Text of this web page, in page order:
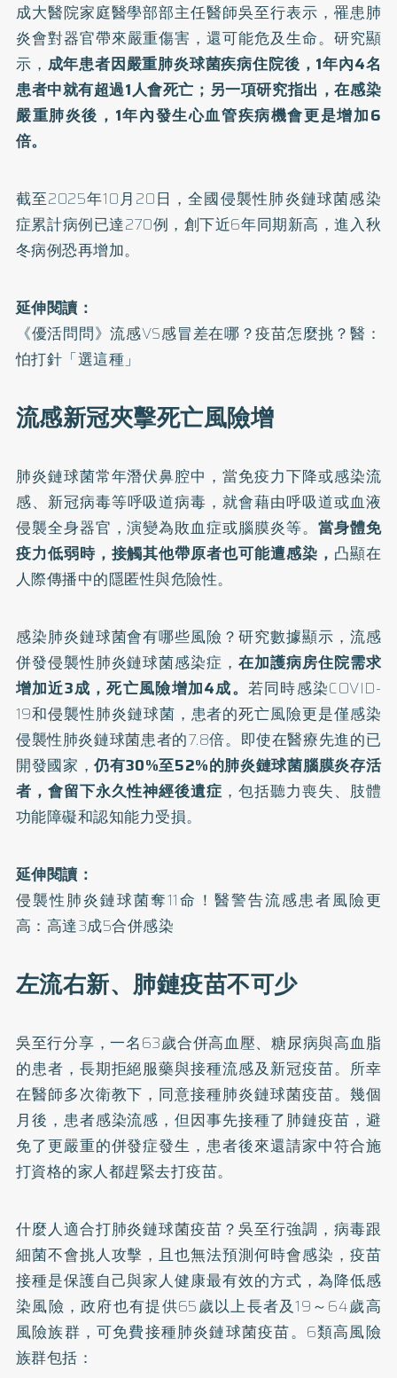
成大醫院家庭醫學部部主任醫師吳至行表示，罹患肺
炎會對器官帶來嚴重傷害，還可能危及生命。研究顯
示， 成年患者因嚴重肺炎球菌疾病住院後，1年內4名
患者中就有超過1人會死亡；另一項研究指出，在感染
嚴重肺炎後，1年內發生心血管疾病機會更是增加6
倍。
截至2025年10月20日，全國侵襲性肺炎鏈球菌感染
症累計病例已達270例，創下近6年同期新高，進入秋
冬病例恐再增加。
延伸閱讀：
《優活問問》流感VS感冒差在哪？疫苗怎麼挑？醫：
怕打針「選這種」
流感新冠夾擊死亡風險增
肺炎鏈球菌常年潛伏鼻腔中，當免疫力下降或感染流
感、 新冠病毒等呼吸道病毒，就會藉由呼吸道或血液
侵襲全身器官，演變為敗血症或腦膜炎等。 當身體免
疫力低弱時，接觸其他帶原者也可能遭感染， 凸顯在
人際傳播中的隱匿性與危險性。
感染肺炎鏈球菌會有哪些風險？研究數據顯示，流感
併發侵襲性肺炎鏈球菌感染症，在加護病房住院需求
增加近3成，死亡風險增加4成。 若同時感染COVID-
19和侵襲性肺炎鏈球菌，患者的死亡風險更是僅感染
侵襲性肺炎鏈球菌患者的7.8倍。即使在醫療先進的已
開發國家，仍有30%至52%的肺炎鏈球菌腦膜炎存活
者，會留下永久性神經後遺症 ，包括聽力喪失、肢體
功能障礙和認知能力受損。
延伸閱讀：
侵襲性肺炎鏈球菌奪11命！醫警告流感患者風險更
高：高達3成5合併感染
左流右新、肺鏈疫苗不可少
吳至行分享，一名63歲合併高血壓、糖尿病與高血脂
的患者，長期拒絕服藥與接種流感及新冠疫苗。所幸
在醫師多次衛教下，同意接種肺炎鏈球菌疫苗。幾個
月後，患者感染流感，但因事先接種了肺鏈疫苗，避
免了更嚴重的併發症發生，患者後來還請家中符合施
打資格的家人都趕緊去打疫苗。
什麼人適合打肺炎鏈球菌疫苗？吳至行強調，病毒跟
細菌不會挑人攻擊，且也無法預測何時會感染，疫苗
接種是保護自己與家人健康最有效的方式，為降低感
染風險，政府也有提供65歲以上長者及19～64歲高
風險族群，可免費接種肺炎鏈球菌疫苗。6類高風險
族群包括：